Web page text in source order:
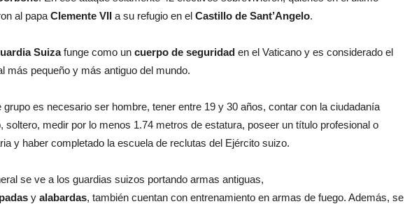
al papa Clemente VII a su refugio en el Castillo de Sant’Angelo.
Suizafunge como un cuerpo de seguridad en el Vaticano y es considerado el
más pequeño y más antiguo del mundo.
grupo es necesario ser hombre, tener entre 19 y 30 años, contar con la ciudadanía
soltero, medir por lo menos 1.74 metros de estatura, poseer un título profesional o
y haber completado la escuela de reclutas del Ejército suizo.
se ve a los guardias suizos portando armas antiguas,
y alabardas, también cuentan con entrenamiento en armas de fuego. Además, se